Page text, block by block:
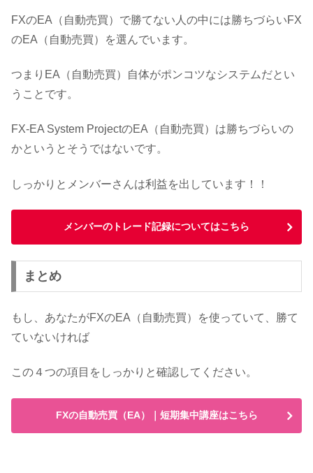
FXのEA（自動売買）で勝てない人の中には勝ちづらいFX
のEA（自動売買）を選んでいます。
つまりEA（自動売買）自体がポンコツなシステムだとい
うことです。
FX-EA System ProjectのEA（自動売買）は勝ちづらいの
かというとそうではないです。
しっかりとメンバーさんは利益を出しています！！
メンバーのトレード記録についてはこちら
まとめ
もし、あなたがFXのEA（自動売買）を使っていて、勝て
ていないければ
この４つの項目をしっかりと確認してください。
FXの自動売買（EA）｜短期集中講座はこちら